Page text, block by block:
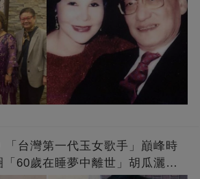
「台灣第一代玉女歌手」巔峰時
60歲在睡夢中離世」胡瓜灑淚